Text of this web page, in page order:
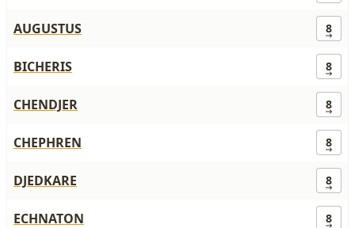
AUGUSTUS 8
BICHERIS 8
CHENDJER 8
CHEPHREN 8
DJEDKARE 8
ECHNATON 8